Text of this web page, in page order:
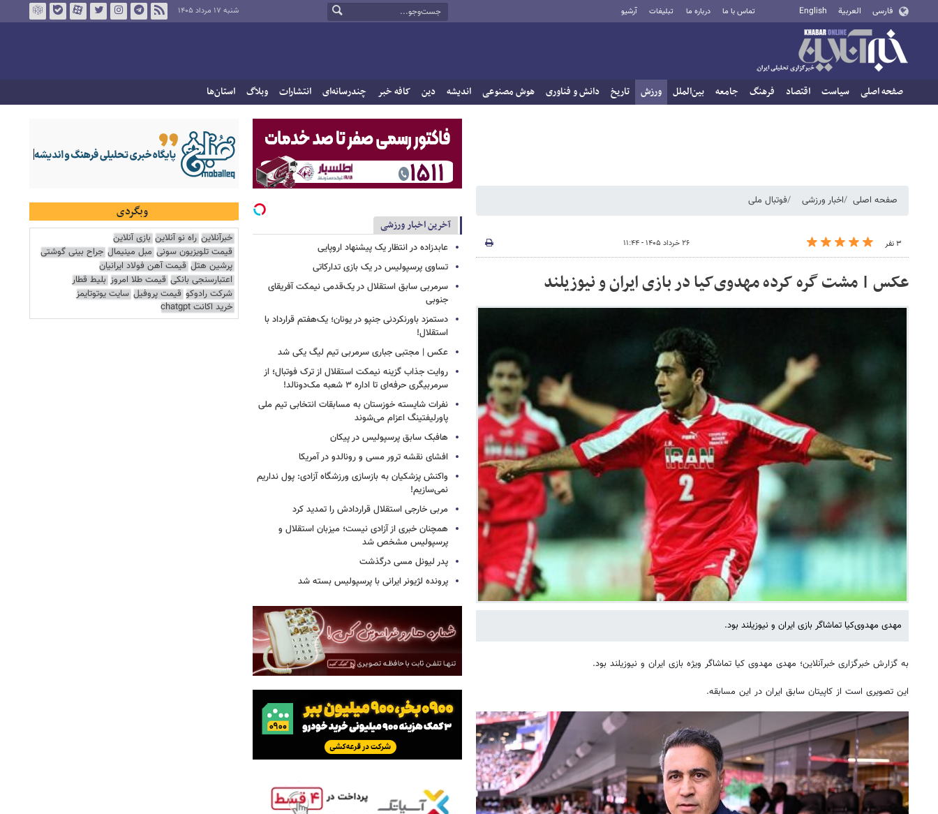
فارسی العربية English تماس با ما درباره ما تبلیغات آرشیو شنبه ۱۷ مرداد ۱۴۰۵
صفحه اصلی سیاست اقتصاد فرهنگ جامعه بین‌الملل ورزش تاریخ دانش و فناوری هوش مصنوعی اندیشه دین کافه خبر چندرسانه‌ای انتشارات وبلاگ استان‌ها
صفحه اصلی اخبار ورزشی فوتبال ملی
۳ نفر ۲۶ خرداد ۱۴۰۵ - ۱۱:۴۴
عکس | مشت گره کرده مهدوی‌کیا در بازی ایران و نیوزیلند
مهدی مهدوی‌کیا تماشاگر بازی ایران و نیوزیلند بود.
به گزارش خبرگزاری خبرآنلاین؛ مهدی مهدوی کیا تماشاگر ویژه بازی ایران و نیوزیلند بود.
این تصویری است از کاپیتان سابق ایران در این مسابقه.
آخرین اخبار ورزشی
عابدزاده در انتظار یک پیشنهاد اروپایی
تساوی پرسپولیس در یک بازی تدارکاتی
سرمربی سابق استقلال در یک‌قدمی نیمکت آفریقای
جنوبی
دستمزد باورنکردنی جنپو در یونان؛ یک‌هفتم قرارداد با
استقلال!
عکس | مجتبی جباری سرمربی تیم لیگ یکی شد
روایت جذاب گزینه نیمکت استقلال از ترک فوتبال؛ از
سرمربیگری حرفه‌ای تا اداره ۳ شعبه مک‌دونالد!
نفرات شایسته خوزستان به مسابقات انتخابی تیم ملی
پاورلیفتینگ اعزام می‌شوند
هافبک سابق پرسپولیس در پیکان
افشای نقشه ترور مسی و رونالدو در آمریکا
واکنش پزشکیان به بازسازی ورزشگاه آزادی: پول نداریم
نمی‌سازیم!
مربی خارجی استقلال قراردادش را تمدید کرد
همچنان خبری از آزادی نیست؛ میزبان استقلال و
پرسپولیس مشخص شد
پدر لیونل مسی درگذشت
پرونده لژیونر ایرانی با پرسپولیس بسته شد
وبگردی
خبرآنلاین راه نو آنلاین بازی آنلاین
قیمت تلویزیون سونی مبل مینیمال جراح بینی گوشتی
پرشین هتل قیمت آهن فولاد ایرانیان
اعتبارسنجی بانکی قیمت طلا امروز بلیط قطار
شرکت رادوکو قیمت پروفیل سایت یوتوتایمز
خرید اکانت chatgpt